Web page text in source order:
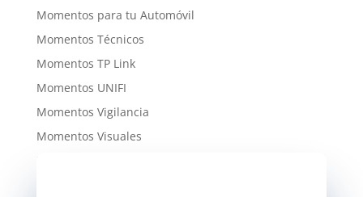
Momentos para tu Automóvil
Momentos Técnicos
Momentos TP Link
Momentos UNIFI
Momentos Vigilancia
Momentos Visuales